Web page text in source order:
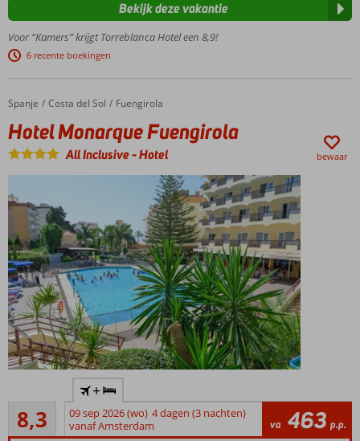
Snel in
Torremolinos
tuin met 2
zwembaden
All
inclusive
genieten!
Voor “Kamers” krijgt Torreblanca Hotel een 8,9!
6 recente boekingen
Bekijk deze vakantie
Home
Spanje Costa del Sol Fuengirola
Hotel Monarque Fuengirola
Hotel Monarque Fuengirola
All Inclusive-Hotel bewaar
loopafstand
van het
strand
8,3
Zeer goed
34
beoordelingen
+
09 sep 2026 (wo) 4 dagen (3 nachten)
vanaf Amsterdam
va 463 p.p.